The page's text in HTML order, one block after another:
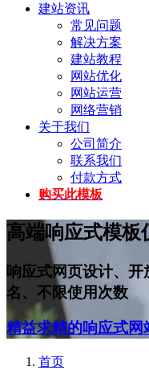
建站资讯
常见问题
解决方案
建站教程
网站优化
网站运营
网络营销
关于我们
公司简介
联系我们
付款方式
购买此模板
高端响应式模板
响应式网页设计、
名、不限使用次数
精益求精的响应式网
首页